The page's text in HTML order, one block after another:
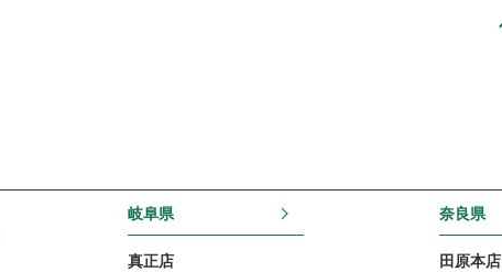
岐阜県
真正店
奈良県
田原本店